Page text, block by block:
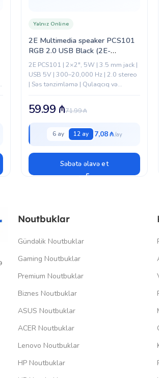
2E Multimedia speaker PCS101
RGB 2.0 USB Black (2E-
PCS101BK)
Yalnız Online
2E PCS101 | 2×2″, 5W | 3.5 mm jack |
USB 5V | 300–20,000 Hz | 2.0 stereo
| Səs tənzimləmə | Qulaqcıq və
71.99₼
59.99 ₼
6 ay 12 ay 7,08 ₼
Səbətə əlavə et
Noutbuklar
Gündəlik Noutbuklar
Gaming Noutbuklar
Premium Noutbuklar
Biznes Noutbuklar
ASUS Noutbuklar
ACER Noutbuklar
Lenovo Noutbuklar
HP Noutbuklar